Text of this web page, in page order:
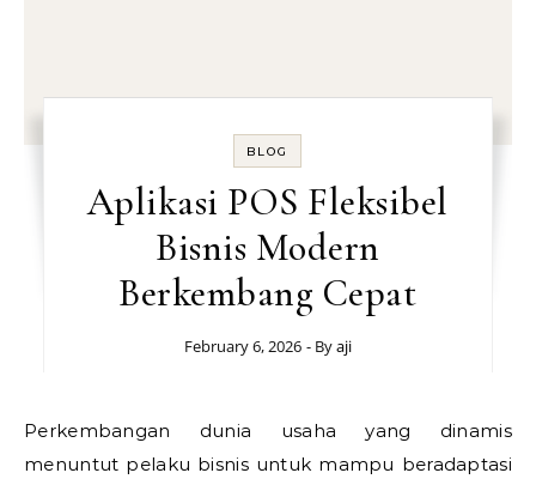
BLOG
Aplikasi POS Fleksibel
Bisnis Modern
Berkembang Cepat
February 6, 2026 - Byaji
Perkembangan dunia usaha yang dinamis
menuntut pelaku bisnis untuk mampu beradaptasi